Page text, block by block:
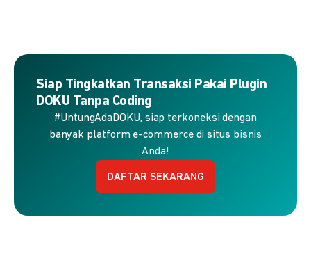
Siap Tingkatkan Transaksi Pakai Plugin
DOKU Tanpa Coding
#UntungAdaDOKU, siap terkoneksi dengan
banyak platform e-commerce di situs bisnis
Anda!
DAFTAR SEKARANG